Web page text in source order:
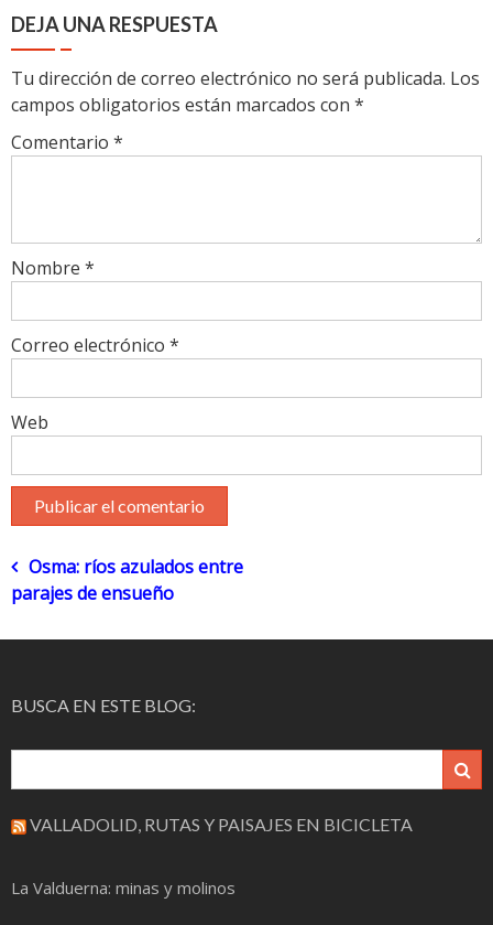
DEJA UNA RESPUESTA
Tu dirección de correo electrónico no será publicada. Los
campos obligatorios están marcados con *
Comentario *
Nombre *
Correo electrónico *
Web
Navegación
de
Osma: ríos azulados entre
parajes de ensueño
BUSCA EN ESTE BLOG:
VALLADOLID, RUTAS Y PAISAJES EN BICICLETA
La Valduerna: minas y molinos